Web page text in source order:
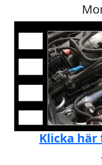
Klicka